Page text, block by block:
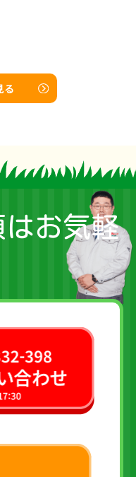
る
お気軽